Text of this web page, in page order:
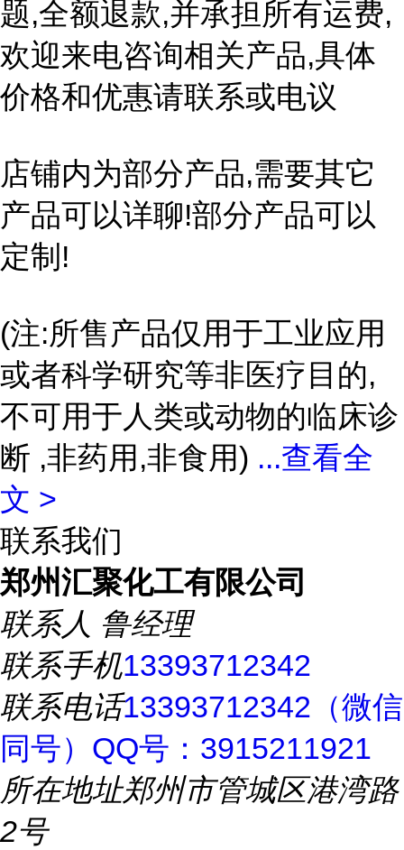
题,全额退款,并承担所有运费,
欢迎来电咨询相关产品,具体
价格和优惠请联系或电议
店铺内为部分产品,需要其它
产品可以详聊!部分产品可以
定制!
(注:所售产品仅用于工业应用
或者科学研究等非医疗目的,
不可用于人类或动物的临床诊
断 ,非药用,非食用) ...查看全
文 >
联系我们
郑州汇聚化工有限公司
联系人 鲁经理
联系手机13393712342
联系电话13393712342（微信
同号）QQ号：3915211921
所在地址郑州市管城区港湾路
2号